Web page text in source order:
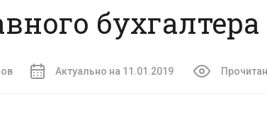
бухгалтера
Актуально на 11.01.2019